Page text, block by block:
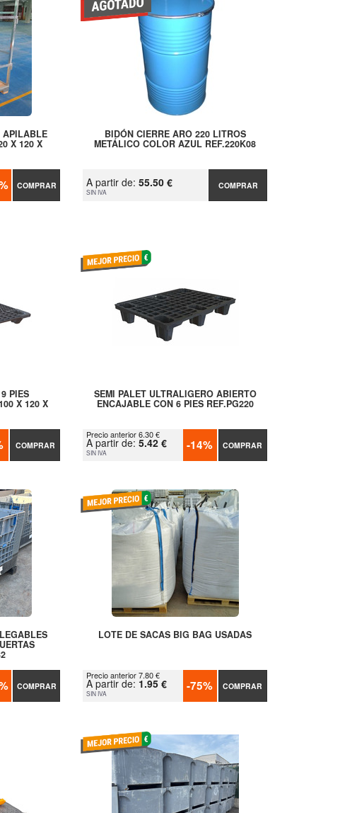
APILABLE
X 120 X
COMPRAR
BIDÓN CIERRE ARO 220 LITROS
METÁLICO COLOR AZUL REF.220K08
A partir de:55.50 €
SIN IVA
COMPRAR
PIES
X 120 X
COMPRAR
SEMI PALET ULTRALIGERO ABIERTO
ENCAJABLE CON 6 PIES REF.PG220
Precio anterior 6.30 €
A partir de:5.42 €
SIN IVA -14% COMPRAR
COMPRAR
LOTE DE SACAS BIG BAG USADAS
Precio anterior 7.80 €
A partir de: 1.95 €
SIN IVA -75% COMPRAR